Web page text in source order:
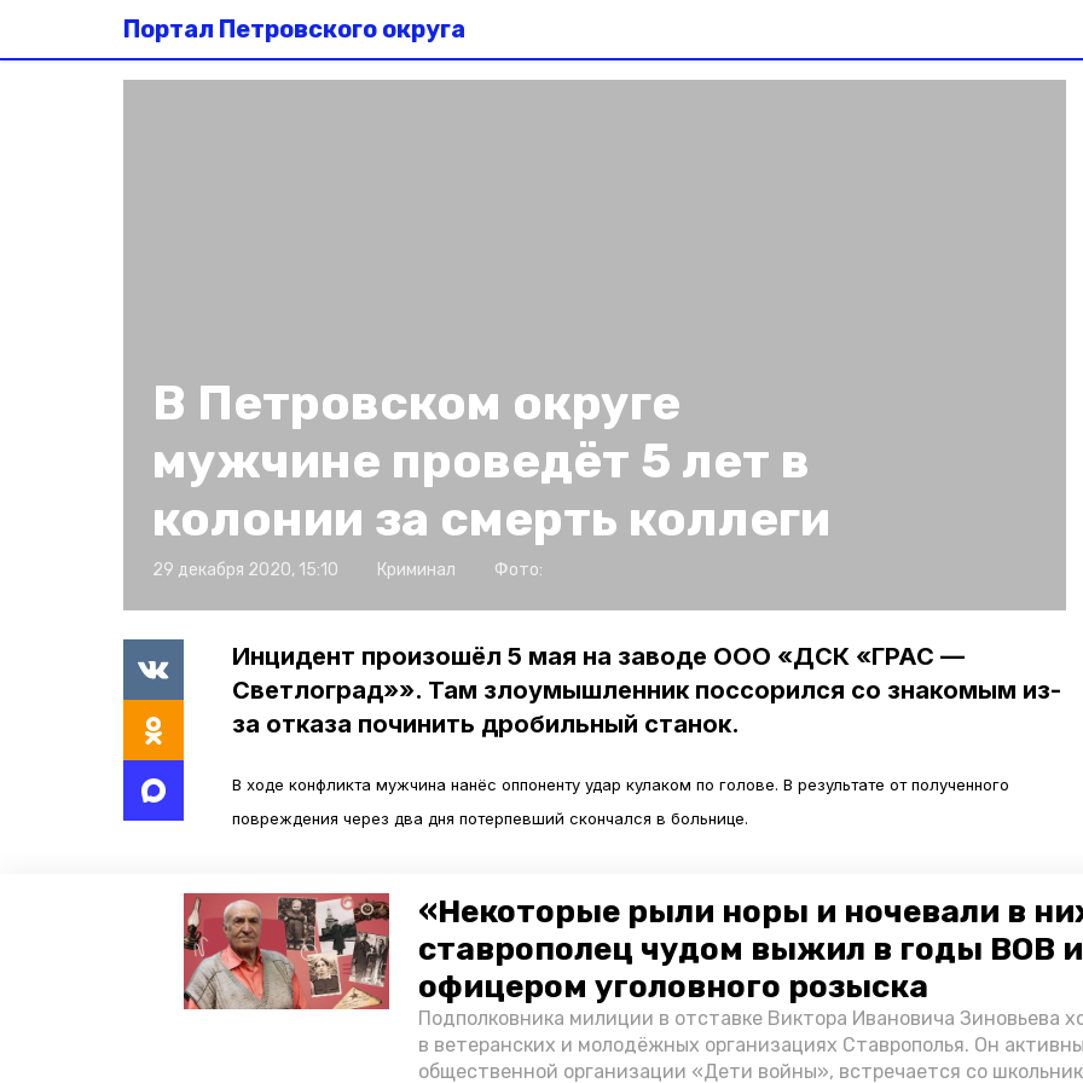
«Некоторые рыли норы и ночевали в
ставрополец чудом выжил в годы ВОВ
офицером уголовного розыска
Подполковника милиции в отставке Виктора Ивановича Зиновьева
в ветеранских и молодёжных организациях Ставрополья. Он
общественной организации «Дети войны», встречается со
Портал Петровского округа
В Петровском округе
мужчине проведёт 5 лет в
колонии за смерть коллеги
29 декабря 2020, 15:10 Криминал Фото:
Инцидент произошёл 5 мая на заводе ООО «ДСК «ГРАС —
Светлоград»». Там злоумышленник поссорился со знакомым из-
за отказа починить дробильный станок.
В ходе конфликта мужчина нанёс оппоненту удар кулаком по голове. В результате от полученного
повреждения через два дня потерпевший скончался в больнице.
повлёкших по неосторожности смерть. Приговором суда ему назначено лишение свободы на 5 лет с
отбыванием наказания в колонии строгого режима.
Ранее 60-летний ставрополецубилприятеля в комнате общежития в Изобильном. Не сдержав эмоций
во время ссоры, злоумышленник схватил кухонный нож и несколько раз ударил им потерпевшего.